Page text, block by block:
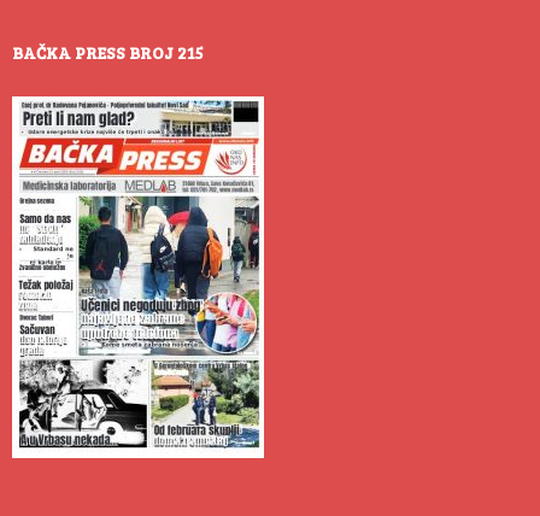
BAČKA PRESS BROJ 215